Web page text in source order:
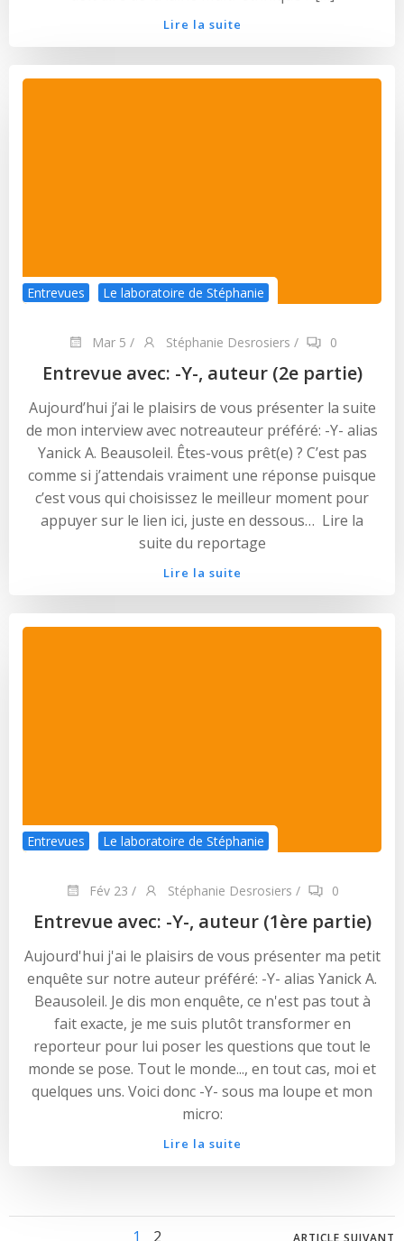
Lire la suite
Entrevues Le laboratoire de Stéphanie
Mar 5 / Stéphanie Desrosiers / 0
Entrevue avec: -Y-, auteur (2e partie)
Aujourd’hui j’ai le plaisirs de vous présenter la suite
de mon interview avec notreauteur préféré: -Y- alias
Yanick A. Beausoleil. Êtes-vous prêt(e) ? C’est pas
comme si j’attendais vraiment une réponse puisque
c’est vous qui choisissez le meilleur moment pour
appuyer sur le lien ici, juste en dessous… Lire la
suite du reportage
Lire la suite
Entrevues Le laboratoire de Stéphanie
Fév 23 / Stéphanie Desrosiers / 0
Entrevue avec: -Y-, auteur (1ère partie)
Aujourd'hui j'ai le plaisirs de vous présenter ma petit
enquête sur notre auteur préféré: -Y- alias Yanick A.
Beausoleil. Je dis mon enquête, ce n'est pas tout à
fait exacte, je me suis plutôt transformer en
reporteur pour lui poser les questions que tout le
monde se pose. Tout le monde..., en tout cas, moi et
quelques uns. Voici donc -Y- sous ma loupe et mon
micro:
Lire la suite
Page
1 Page
2 ARTICLE SUIVANT